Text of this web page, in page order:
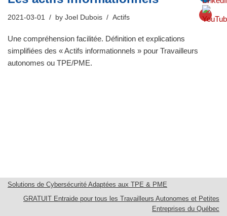
2021-03-01 by Joel Dubois Actifs
Une compréhension facilitée. Définition et explications
simplifiées des « Actifs informationnels » pour Travailleurs
autonomes ou TPE/PME.
Solutions de Cybersécurité Adaptées aux TPE & PME
GRATUIT Entraide pour tous les Travailleurs Autonomes et Petites
Entreprises du Québec